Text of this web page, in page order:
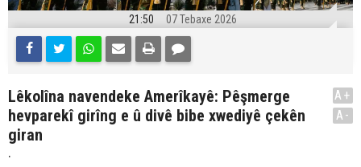
21:50 07 Tebaxe 2026
Lêkolîna navendeke Amerîkayê: Pêşmerge
hevparekî girîng e û divê bibe xwediyê çekên
giran
.
A+
A-